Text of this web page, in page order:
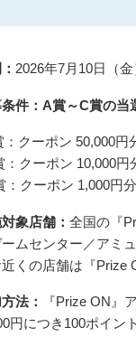
2026年7月10日（
件：A賞～C賞の当
：クーポン 50,000
：クーポン 10,000
：クーポン 1,000
象店舗：全国の『
ムセンター／アミ
くの店舗は『Prize
法：
『Prize ON』
円につき100ポイン